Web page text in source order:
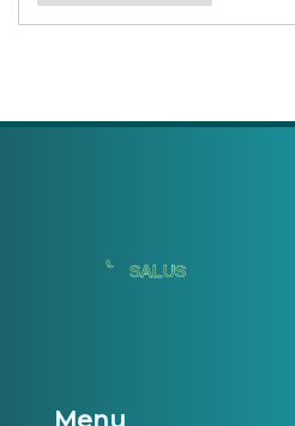
Menu